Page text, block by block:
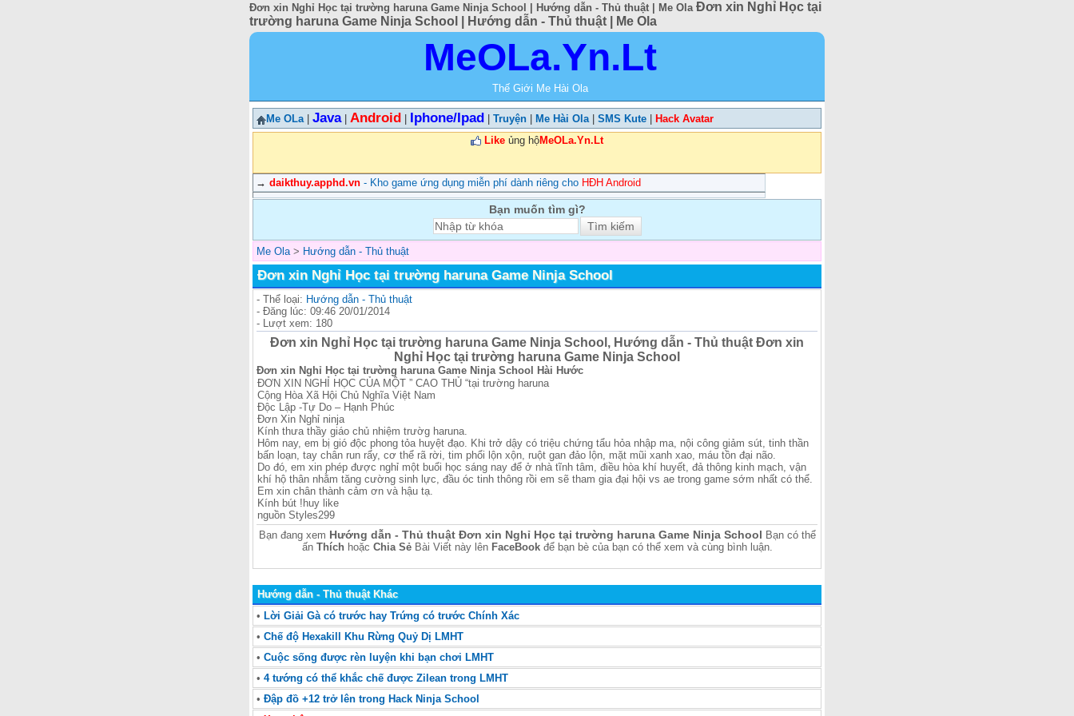
Đơn xin Nghỉ Học tại trường haruna Game Ninja School | Hướng dẫn - Thủ thuật | Me Ola Đơn xin Nghỉ Học tại
trường haruna Game Ninja School | Hướng dẫn - Thủ thuật | Me Ola
MeOLa.Yn.Lt
Thế Giới Me Hài Ola
Me OLa| Java| Android Iphone/Ipad Truyện Me Hài Ola| SMS Kute
Hack Avatar
Like ủng hộMeOLa.Yn.Lt
→ daikthuy.apphd.vn - Kho game ứng dụng miễn phí dành riêng cho HĐH Android
Bạn muốn tìm gì?
Me Ola> Hướng dẫn - Thủ thuật
Đơn xin Nghỉ Học tại trường haruna Game Ninja School
- Thể loại: Hướng dẫn - Thủ thuật
- Đăng lúc: 09:46 20/01/2014
- Lượt xem: 180
Đơn xin Nghỉ Học tại trường haruna Game Ninja School, Hướng dẫn - Thủ thuật Đơn xin
Nghỉ Học tại trường haruna Game Ninja School
Đơn xin Nghỉ Học tại trường haruna Game Ninja School Hài Hước
ĐƠN XIN NGHỈ HỌC CỦA MỘT ” CAO THỦ “tại trường haruna
Cộng Hòa Xã Hội Chủ Nghĩa Việt Nam
Độc Lập -Tự Do – Hạnh Phúc
Đơn Xin Nghỉ ninja
Kính thưa thầy giáo chủ nhiệm trườg haruna.
Hôm nay, em bị gió độc phong tỏa huyệt đạo. Khi trở dậy có triệu chứng tẩu hỏa nhập ma, nội công giảm sút, tinh thần
bấn loạn, tay chân run rẩy, cơ thể rã rời, tim phổi lộn xộn, ruột gan đảo lộn, mặt mũi xanh xao, máu tồn đại não.
Do đó, em xin phép được nghỉ một buổi học sáng nay để ở nhà tĩnh tâm, điều hòa khí huyết, đả thông kinh mạch, vận
khí hộ thân nhằm tăng cường sinh lực, đầu óc tinh thông rồi em sẽ tham gia đại hội vs ae trong game sớm nhất có thể.
Em xin chân thành cảm ơn và hậu tạ.
Kính bút !huy like
nguồn Styles299
Bạn đang xem Hướng dẫn - Thủ thuật Đơn xin Nghỉ Học tại trường haruna Game Ninja School Bạn có thể
ấn Thích hoặc Chia SẻBài Viết này lên FaceBookđể bạn bè của bạn có thể xem và cùng bình luận.
Hướng dẫn - Thủ thuật Khác
• Lời Giải Gà có trước hay Trứng có trước Chính Xác
• Chế độ Hexakill Khu Rừng Quỷ Dị LMHT
• Cuộc sống được rèn luyện khi bạn chơi LMHT
• 4 tướng có thể khắc chế được Zilean trong LMHT
• Đập đồ +12 trở lên trong Hack Ninja School